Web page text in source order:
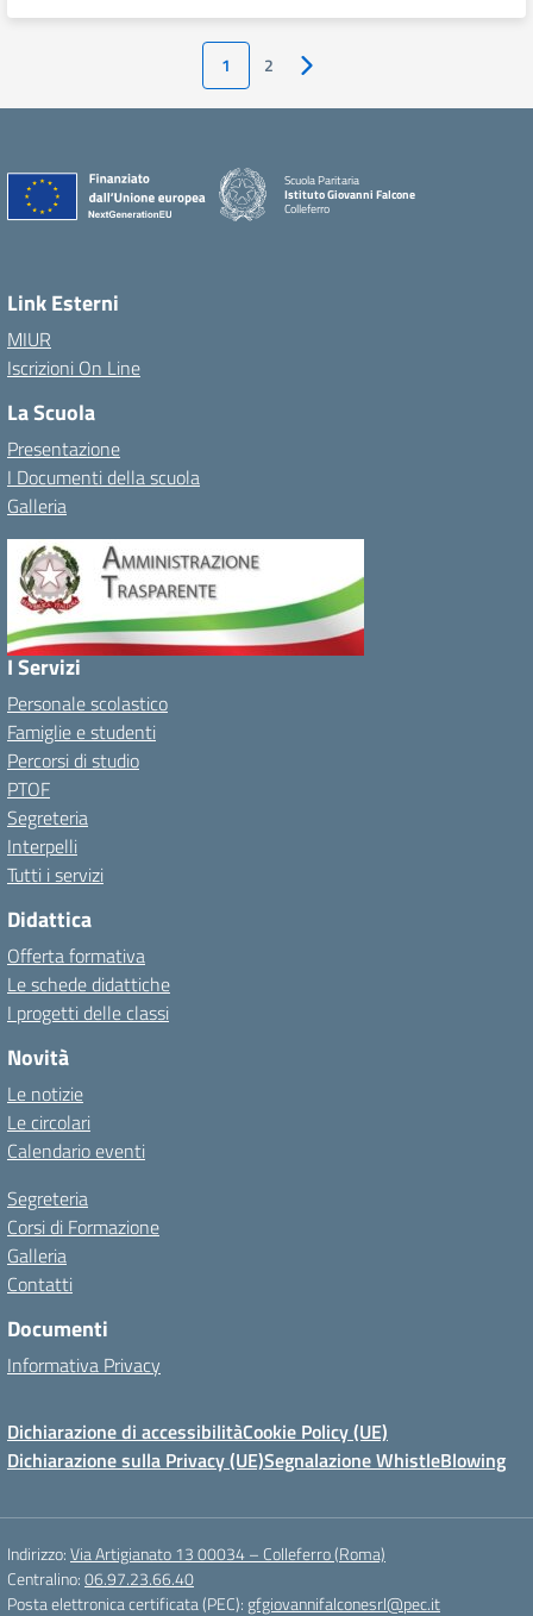
1 2 Pagina successiva
Scuola Paritaria
Istituto Giovanni Falcone
Colleferro
Link Esterni
MIUR
Iscrizioni On Line
La Scuola
Presentazione
I Documenti della scuola
Galleria
I Servizi
Personale scolastico
Famiglie e studenti
Percorsi di studio
PTOF
Segreteria
Interpelli
Tutti i servizi
Didattica
Offerta formativa
Le schede didattiche
I progetti delle classi
Novità
Le notizie
Le circolari
Calendario eventi
Segreteria
Corsi di Formazione
Galleria
Contatti
Documenti
Informativa Privacy
Dichiarazione di accessibilitàCookie Policy (UE)
Dichiarazione sulla Privacy (UE)Segnalazione WhistleBlowing
Indirizzo:Via Artigianato 13 00034 – Colleferro (Roma)
Centralino:06.97.23.66.40
Posta elettronica certificata (PEC): gfgiovannifalconesrl@pec.it